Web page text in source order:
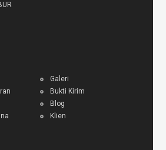
Galeri
Bukti Kirim
Blog
Klien